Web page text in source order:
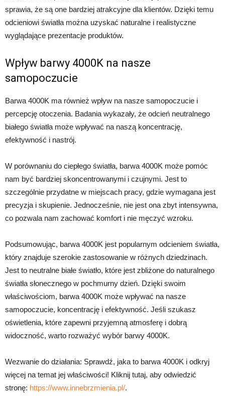
sprawia, że są one bardziej atrakcyjne dla klientów. Dzięki temu
odcieniowi światła można uzyskać naturalne i realistyczne
wyglądające prezentacje produktów.
Wpływ barwy 4000K na nasze
samopoczucie
Barwa 4000K ma również wpływ na nasze samopoczucie i
percepcję otoczenia. Badania wykazały, że odcień neutralnego
białego światła może wpływać na naszą koncentrację,
efektywność i nastrój.
W porównaniu do ciepłego światła, barwa 4000K może pomóc
nam być bardziej skoncentrowanymi i czujnymi. Jest to
szczególnie przydatne w miejscach pracy, gdzie wymagana jest
precyzja i skupienie. Jednocześnie, nie jest ona zbyt intensywna,
co pozwala nam zachować komfort i nie męczyć wzroku.
Podsumowując, barwa 4000K jest popularnym odcieniem światła,
który znajduje szerokie zastosowanie w różnych dziedzinach.
Jest to neutralne białe światło, które jest zbliżone do naturalnego
światła słonecznego w pochmurny dzień. Dzięki swoim
właściwościom, barwa 4000K może wpływać na nasze
samopoczucie, koncentrację i efektywność. Jeśli szukasz
oświetlenia, które zapewni przyjemną atmosferę i dobrą
widoczność, warto rozważyć wybór barwy 4000K.
Wezwanie do działania: Sprawdź, jaka to barwa 4000K i odkryj
więcej na temat jej właściwości! Kliknij tutaj, aby odwiedzić
stronę: https://www.innebrzmienia.pl/.